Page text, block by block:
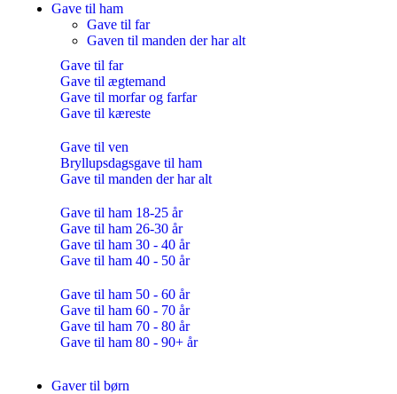
Gave til ham
Gave til far
Gaven til manden der har alt
Gave til far
Gave til ægtemand
Gave til morfar og farfar
Gave til kæreste
Gave til ven
Bryllupsdagsgave til ham
Gave til manden der har alt
Gave til ham 18-25 år
Gave til ham 26-30 år
Gave til ham 30 - 40 år
Gave til ham 40 - 50 år
Gave til ham 50 - 60 år
Gave til ham 60 - 70 år
Gave til ham 70 - 80 år
Gave til ham 80 - 90+ år
Gaver til børn